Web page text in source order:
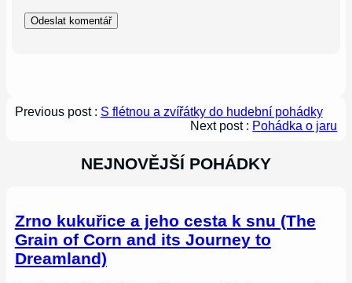
Previous post : S flétnou a zvířátky do hudební pohádky
Next post : Pohádka o jaru
NEJNOVĚJŠÍ POHÁDKY
Zrno kukuřice a jeho cesta k snu (The
Grain of Corn and its Journey to
Dreamland)